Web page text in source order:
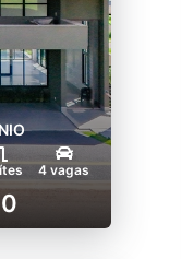
4 vagas